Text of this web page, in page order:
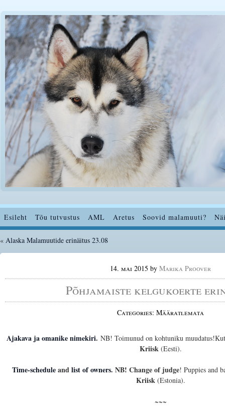
Esileht Tõu tutvustus AML Aretus Soovid malamuuti?
« Alaska Malamuutide erinäitus 23.08
14. mai 2015by Marika Proover
Põhjamaiste kelgukoerte
Categories: Määratlemata
Ajakava jaomanike nimekiri. NB! Toimunud on kohtuniku
Kriisk (Eesti).
Time-scheduleandlist of owners. NB! Change of judge! Puppies and
Kriisk (Estonia).
~~~